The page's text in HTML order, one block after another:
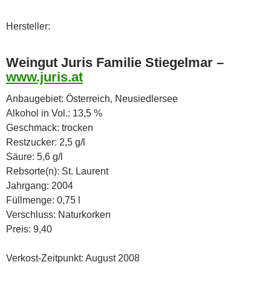
Hersteller:
Weingut Juris Familie Stiegelmar –
www.juris.at
Anbaugebiet: Österreich, Neusiedlersee
Alkohol in Vol.: 13,5 %
Geschmack: trocken
Restzucker: 2,5 g/l
Säure: 5,6 g/l
Rebsorte(n): St. Laurent
Jahrgang: 2004
Füllmenge: 0,75 l
Verschluss: Naturkorken
Preis: 9,40
Verkost-Zeitpunkt: August 2008